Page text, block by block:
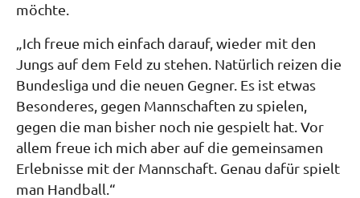
möchte.
„Ich freue mich einfach darauf, wieder mit den
Jungs auf dem Feld zu stehen. Natürlich reizen die
Bundesliga und die neuen Gegner. Es ist etwas
Besonderes, gegen Mannschaften zu spielen,
gegen die man bisher noch nie gespielt hat. Vor
allem freue ich mich aber auf die gemeinsamen
Erlebnisse mit der Mannschaft. Genau dafür spielt
man Handball.“